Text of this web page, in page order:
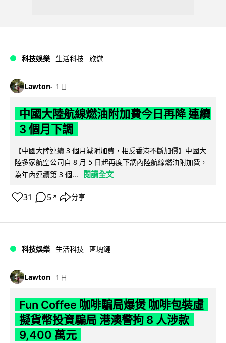
科技娛樂 生活科技 旅遊
Lawton 1 日
中國大陸航線燃油附加費今日再降 連續
3 個月下調
【中國大陸連續 3 個月減附加費，相反香港不斷加價】中國大
陸多家航空公司自 8 月 5 日起再度下調內陸航線燃油附加費，
為年內連續第 3 個...
閱讀全文
31 5 ↗ 分享
科技娛樂 生活科技 區塊鏈
Lawton 1 日
Fun Coffee 咖啡騙局爆煲 咖啡包裝虛
擬貨幣投資騙局 港澳警拘 8 人涉款
9,400 萬元